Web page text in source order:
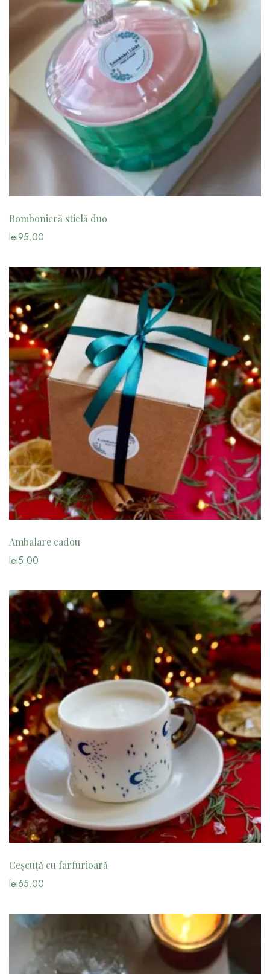
Bombonieră sticlă duo
lei95.00
Ambalare cadou
lei5.00
Ceșcuță cu farfurioară
lei65.00